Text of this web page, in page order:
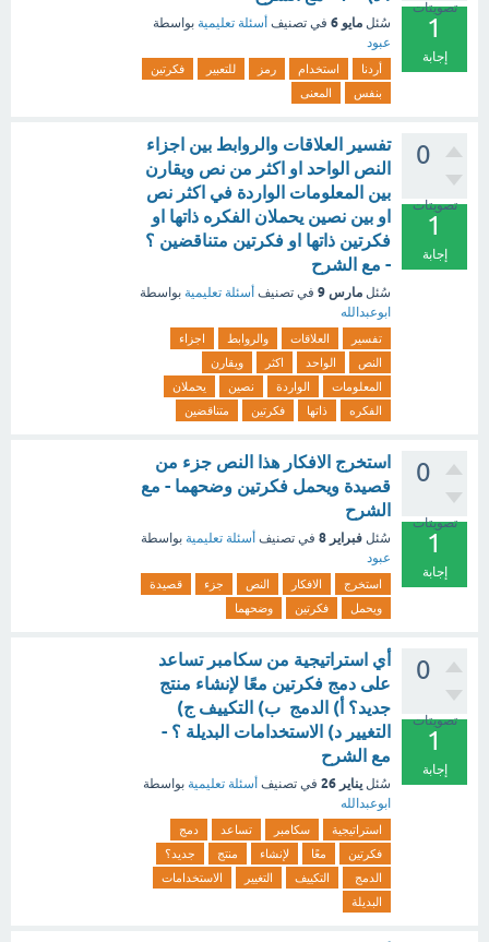
تصويتات
1
إجابة
سُئل مايو 6 في تصنيف أسئلة تعليمية بواسطة
عبود
أردنا استخدام رمز للتعبير
فكرتين
بنفس
المعنى
0
تصويتات
1
إجابة
تفسير العلاقات والروابط بين اجزاء
النص الواحد او اكثر من نص ويقارن
بين المعلومات الواردة في اكثر نص
او بين نصين يحملان الفكره ذاتها او
فكرتين ذاتها او فكرتين متناقضين ؟
- مع الشرح
سُئل مارس 9 في تصنيف أسئلة تعليمية بواسطة
ابوعبدالله
تفسير العلاقات والروابط
اجزاء
النص
الواحد اكثر
ويقارن
المعلومات
الواردة نصين
يحملان
الفكره
ذاتها فكرتين متناقضين
0
تصويتات
1
إجابة
استخرج الافكار هذا النص جزء من
قصيدة ويحمل فكرتين وضحهما - مع
الشرح
سُئل فبراير 8 في تصنيف أسئلة تعليمية بواسطة
عبود
استخرج الافكار النص جزء
قصيدة
ويحمل
فكرتين وضحهما
0
تصويتات
1
إجابة
أي استراتيجية من سكامبر تساعد
على دمج فكرتين معًا لإنشاء منتج
جديد؟ أ) الدمج ب) التكييف ج)
التغيير د) الاستخدامات البديلة ؟ -
مع الشرح
سُئل يناير 26 في تصنيف أسئلة تعليمية بواسطة
ابوعبدالله
استراتيجية سكامبر تساعد
دمج
فكرتين
معًا لإنشاء منتج
جديد؟
الدمج
التكييف التغيير
الاستخدامات
البديلة